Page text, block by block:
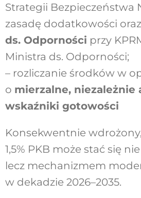
Strategii Bezpieczeństwa
zasadę dodatkowości oraz
ds. Odporności przy
Ministra ds. Odporności;
– rozliczanie środków w
o mierzalne, niezależnie
wskaźniki gotowości
Konsekwentnie
1,5% PKB może stać się
lecz mechanizmem
w dekadzie 2026–2035.